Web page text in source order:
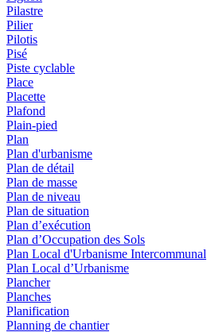
Pilastre
Pilier
Pilotis
Pisé
Piste cyclable
Place
Placette
Plafond
Plain-pied
Plan
Plan d'urbanisme
Plan de détail
Plan de masse
Plan de niveau
Plan de situation
Plan d’exécution
Plan d’Occupation des Sols
Plan Local d'Urbanisme Intercommunal
Plan Local d’Urbanisme
Plancher
Planches
Planification
Planning de chantier